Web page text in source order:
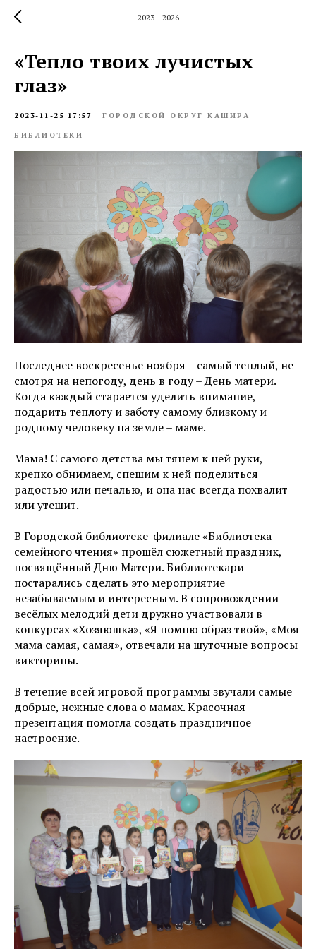
2023 - 2026
«Тепло твоих лучистых
глаз»
2023-11-25 17:57 ГОРОДСКОЙ ОКРУГ КАШИРА
БИБЛИОТЕКИ
Последнее воскресенье ноября – самый теплый, не
смотря на непогоду, день в году – День матери.
Когда каждый старается уделить внимание,
подарить теплоту и заботу самому близкому и
родному человеку на земле – маме.
Мама! С самого детства мы тянем к ней руки,
крепко обнимаем, спешим к ней поделиться
радостью или печалью, и она нас всегда похвалит
или утешит.
В Городской библиотеке-филиале «Библиотека
семейного чтения» прошёл сюжетный праздник,
посвящённый Дню Матери. Библиотекари
постарались сделать это мероприятие
незабываемым и интересным. В сопровождении
весёлых мелодий дети дружно участвовали в
конкурсах «Хозяюшка», «Я помню образ твой», «Моя
мама самая, самая», отвечали на шуточные вопросы
викторины.
В течение всей игровой программы звучали самые
добрые, нежные слова о мамах. Красочная
презентация помогла создать праздничное
настроение.